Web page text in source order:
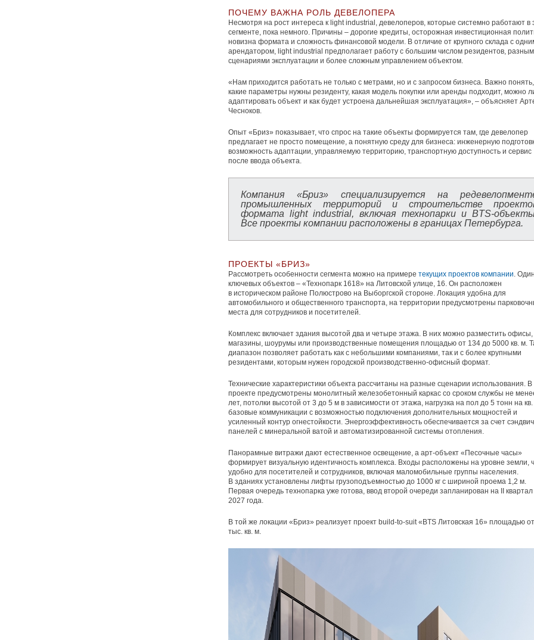
ПОЧЕМУ ВАЖНА РОЛЬ ДЕВЕЛОПЕРА
Несмотря на рост интереса к light industrial, девелоперов, которые системно работают в
сегменте, пока немного. Причины – дорогие кредиты, осторожная инвестиционная
новизна формата и сложность финансовой модели. В отличие от крупного склада с
арендатором, light industrial предполагает работу с большим числом резидентов,
сценариями эксплуатации и более сложным управлением объектом.
«Нам приходится работать не только с метрами, но и с запросом бизнеса. Важно понять,
какие параметры нужны резиденту, какая модель покупки или аренды подходит, можно
адаптировать объект и как будет устроена дальнейшая эксплуатация», – объясняет
Чесноков.
Опыт «Бриз» показывает, что спрос на такие объекты формируется там, где девелопер
предлагает не просто помещение, а понятную среду для бизнеса: инженерную
возможность адаптации, управляемую территорию, транспортную доступность и сервис
после ввода объекта.
Компания «Бриз» специализируется на
промышленных территорий и строительстве
формата light industrial, включая технопарки и BTS-
Все проекты компании расположены в границах Петербурга.
ПРОЕКТЫ «БРИЗ»
Рассмотреть особенности сегмента можно на примере текущих проектов компании.
ключевых объектов – «Технопарк 1618» на Литовской улице, 16. Он расположен
в историческом районе Полюстрово на Выборгской стороне. Локация удобна для
автомобильного и общественного транспорта, на территории предусмотрены
места для сотрудников и посетителей.
Комплекс включает здания высотой два и четыре этажа. В них можно разместить офисы,
магазины, шоурумы или производственные помещения площадью от 134 до 5000 кв. м.
диапазон позволяет работать как с небольшими компаниями, так и с более крупными
резидентами, которым нужен городской производственно-офисный формат.
Технические характеристики объекта рассчитаны на разные сценарии использования. В
проекте предусмотрены монолитный железобетонный каркас со сроком службы не
лет, потолки высотой от 3 до 5 м в зависимости от этажа, нагрузка на пол до 5 тонн на
базовые коммуникации с возможностью подключения дополнительных мощностей и
усиленный контур огнестойкости. Энергоэффективность обеспечивается за счет
панелей с минеральной ватой и автоматизированной системы отопления.
Панорамные витражи дают естественное освещение, а арт-объект «Песочные часы»
формирует визуальную идентичность комплекса. Входы расположены на уровне земли,
удобно для посетителей и сотрудников, включая маломобильные группы населения.
В зданиях установлены лифты грузоподъемностью до 1000 кг с шириной проема 1,2 м.
Первая очередь технопарка уже готова, ввод второй очереди запланирован на II квартал
2027 года.
В той же локации «Бриз» реализует проект build-to-suit «BTS Литовская 16» площадью
тыс. кв. м.